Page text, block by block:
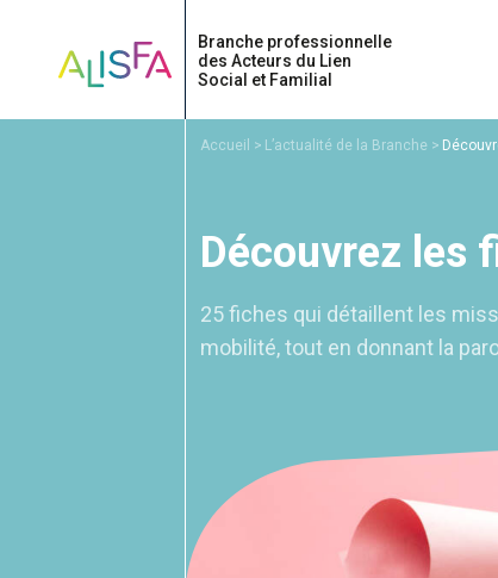
Accueil L’actualité de la Branche
Découvrez les
25 fiches qui détaillent les
mobilité, tout en donnant la